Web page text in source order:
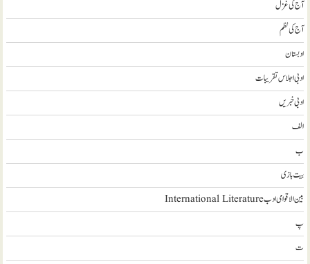
آج کی غزل
آج کی نظم
ادبستان
ادبی اجلاس تقریبات
ادبی خبریں
الف
ب
بیت بازی
بین الاقوامی ادب International Literature
پ
ت